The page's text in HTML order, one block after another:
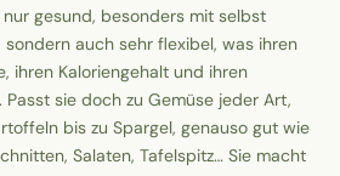
gesund, besonders mit selbst
auch sehr flexibel, was ihren
ihren Kaloriengehalt und ihren
sie doch zu Gemüse jeder Art,
bis zu Spargel, genauso gut wie
Salaten, Tafelspitz… Sie macht